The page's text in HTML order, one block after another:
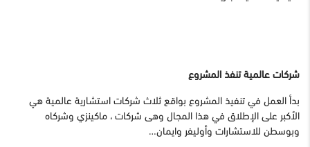
شركات عالمية تنفذ المشروع
بدأ العمل في تنفيذ المشروع بواقع ثلاث شركات استشارية عالمية هي
الأكبر على الإطلاق في هذا المجال وهى شركات ، ماكينزي وشركاه
وبوسطن للاستشارات وأوليفر وايمان…